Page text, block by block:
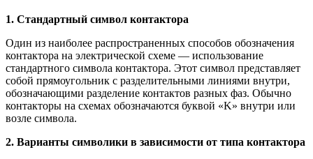
1. Стандартный символ контактора
Один из наиболее распространенных способов обозначения
контактора на электрической схеме — использование
стандартного символа контактора. Этот символ представляет
собой прямоугольник с разделительными линиями внутри,
обозначающими разделение контактов разных фаз. Обычно
контакторы на схемах обозначаются буквой «K» внутри или
возле символа.
2. Варианты символики в зависимости от типа контактора